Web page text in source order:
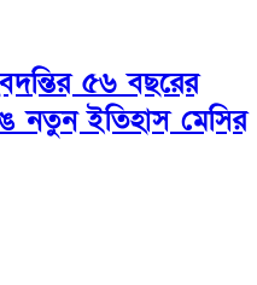
৫৬ বছরের
নতুন ইতিহাস মেসির